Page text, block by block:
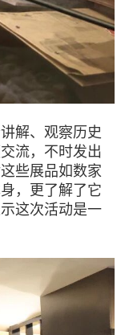
解、观察历史
流，不时发出
些展品如数家
，更了解了它
这次活动是一